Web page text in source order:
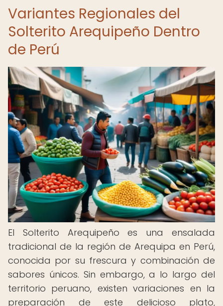
Variantes Regionales del
Solterito Arequipeño Dentro
de Perú
El Solterito Arequipeño es una ensalada
tradicional de la región de Arequipa en Perú,
conocida por su frescura y combinación de
sabores únicos. Sin embargo, a lo largo del
territorio peruano, existen variaciones en la
preparación de este delicioso plato,